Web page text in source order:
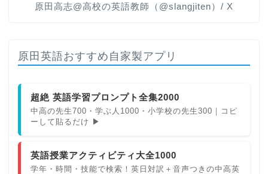
原田高志@高校の英語教師（@slangjiten）/ X
原田英語おすすめ自家製アプリ
超絶 英語学習プロンプト全集2000
中高の先生700・学ぶ人1000・小学校の先生300｜コピ
ーして貼るだけ ▶
英語授業アクティビティ大全1000
学年・時間・技能で検索！英日対訳＋音声つきの中高英